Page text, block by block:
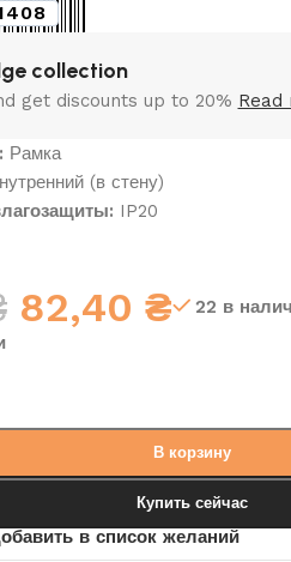
collection
get discounts up to 20% Read
Рамка
(в стену)
IP20
82,40 ₴
22 в
В корзину
Купить сейчас
в список желаний